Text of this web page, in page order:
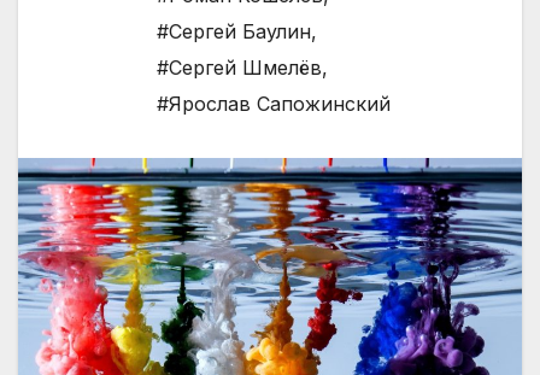
#Сергей Баулин,
#Сергей Шмелёв,
#Ярослав Сапожинский